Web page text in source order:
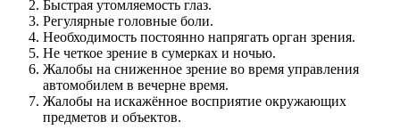
Быстрая утомляемость глаз.
Регулярные головные боли.
Необходимость постоянно напрягать орган зрения.
Не четкое зрение в сумерках и ночью.
Жалобы на сниженное зрение во время управления
автомобилем в вечерне время.
Жалобы на искажённое восприятие окружающих
предметов и объектов.